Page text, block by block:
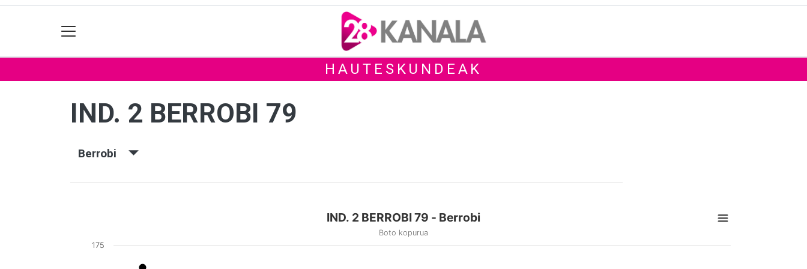
HAUTESKUNDEAK
IND. 2 BERROBI 79
Berrobi
IND. 2 BERROBI 79 - Berrobi
Boto kopurua
175